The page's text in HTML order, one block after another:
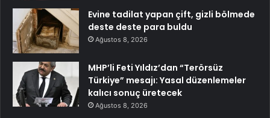
Evine tadilat yapan çift, gizli bölmede
deste deste para buldu
Ağustos 8, 2026
MHP’li Feti Yıldız’dan “Terörsüz
Türkiye” mesajı: Yasal düzenlemeler
kalıcı sonuç üretecek
Ağustos 8, 2026